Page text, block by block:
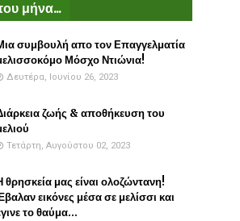
μήνα...
συμβουλή απο τον Επαγγελματία
Μόσχο Ντιώνια!
Δευτέρα, Ιουνίου 26, 2023
ζωής & αποθήκευση του
Τετάρτη, Αυγούστου 02, 2023
θρησκεία μας είναι ολοζώντανη!
εικόνες μέσα σε μελίσσι και
το θαύμα...